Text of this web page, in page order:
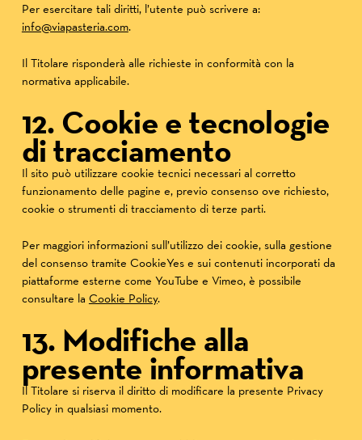
Per esercitare tali diritti, l’utente può scrivere a:
info@viapasteria.com.
Il Titolare risponderà alle richieste in conformità con la
normativa applicabile.
12. Cookie e tecnologie
di tracciamento
Il sito può utilizzare cookie tecnici necessari al corretto
funzionamento delle pagine e, previo consenso ove richiesto,
cookie o strumenti di tracciamento di terze parti.
Per maggiori informazioni sull’utilizzo dei cookie, sulla gestione
del consenso tramite CookieYes e sui contenuti incorporati da
piattaforme esterne come YouTube e Vimeo, è possibile
consultare la Cookie Policy.
13. Modifiche alla
presente informativa
Il Titolare si riserva il diritto di modificare la presente Privacy
Policy in qualsiasi momento.